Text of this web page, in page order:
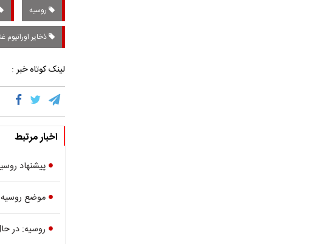
روسیه
ذخایر اورانیوم
لینک کوتاه خبر :
اخبار مرتبط
پیشنهاد
موضع روسیه
روسیه: در